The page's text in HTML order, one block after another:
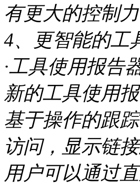
有更大的控制
4、更智能的工
·工具使用报告
新的工具使用
基于操作的跟
访问，显示链
用户可以通过